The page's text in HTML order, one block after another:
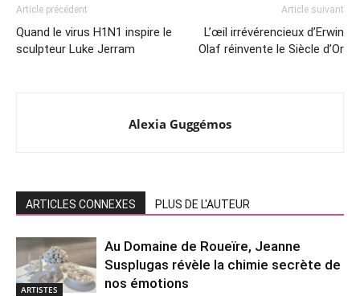
Article précédent
Quand le virus H1N1 inspire le
sculpteur Luke Jerram
Article suivant
L’œil irrévérencieux d’Erwin
Olaf réinvente le Siècle d’Or
Alexia Guggémos
ARTICLES CONNEXES PLUS DE L'AUTEUR
ARTISTES
Au Domaine de Roueïre, Jeanne
Susplugas révèle la chimie secrète de
nos émotions